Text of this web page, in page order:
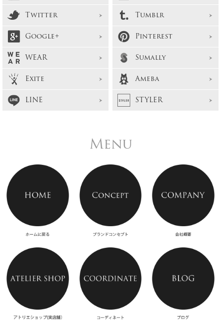
Twitter
Tumblr
Google+
Pinterest
WEAR
Sumally
Exite
Ameba
LINE
STYLER
Menu